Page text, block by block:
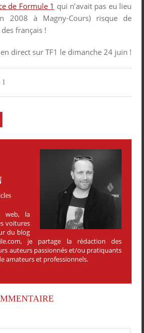
de Formule 1 qui n’avait pas eu lieu
2008 à Magny-Cours) risque de
français !
direct sur TF1 le dimanche 24 juin !
1
web, la
voitures
du blog
je partage la rédaction des
auteurs passionnés et/ou pratiquants
amateurs et professionnels.